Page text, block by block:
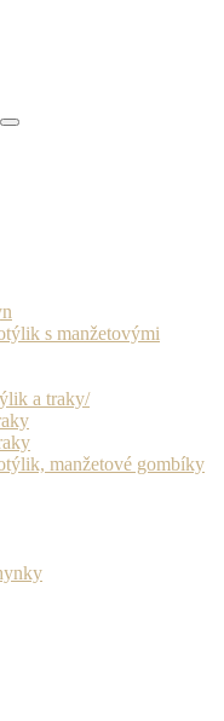
s manžetovými
a traky/
manžetové gombíky